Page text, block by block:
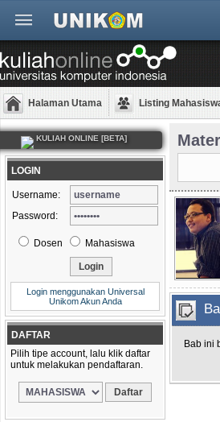
Halaman Utama Listing
KULIAH ONLINE [BETA]
LOGIN
Username:
Password:
Dosen Mahasiswa
Login menggunakan Universal
Unikom Akun Anda
DAFTAR
Pilih tipe account, lalu klik daftar
untuk melakukan pendaftaran.
Bab ini